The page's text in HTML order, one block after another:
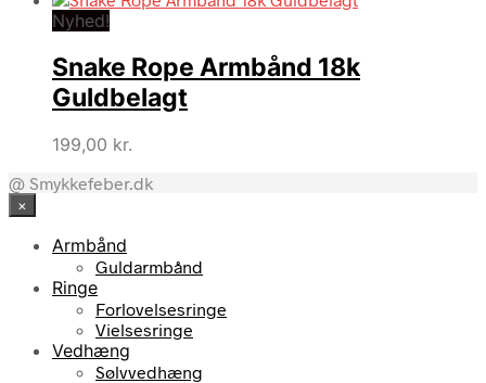
Nyhed!
Snake Rope Armbånd 18k
Guldbelagt
199,00 kr.
@ Smykkefeber.dk
×
Armbånd
Guldarmbånd
Ringe
Forlovelsesringe
Vielsesringe
Vedhæng
Sølvvedhæng